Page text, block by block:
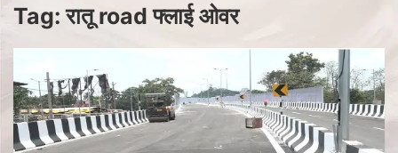
Tag:रातू road फ्लाई ओवर